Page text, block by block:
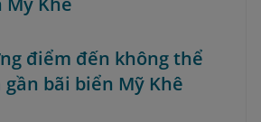
điểm đến không thể
gần bãi biển Mỹ Khê